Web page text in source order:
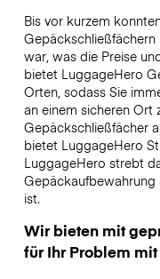
Bis vor kurzem
war, was die Preise
bietet LuggageHero
Orten, sodass Sie
an einem sicheren Ort
Gepäckschließfächer
bietet LuggageHero
LuggageHero strebt
Gepäckaufbewahrung
ist.
Wir bieten mit
für Ihr Problem